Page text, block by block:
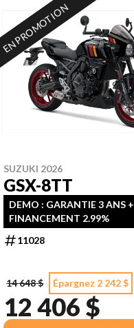
EN PROMOTION
SUZUKI 2026
GSX-8TT
DEMO : GARANTIE 3 ANS +
FINANCEMENT 2.99%
11028
14 648 $ Épargnez 2 242 $
12 406 $